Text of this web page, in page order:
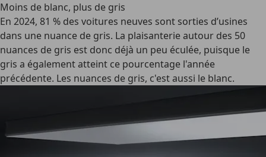
Moins de blanc, plus de gris
En 2024, 81 % des voitures neuves sont sorties d’usines
dans une nuance de gris. La plaisanterie autour des 50
nuances de gris est donc déjà un peu éculée, puisque le
gris a également atteint ce pourcentage l'année
précédente. Les nuances de gris, c'est aussi le blanc.